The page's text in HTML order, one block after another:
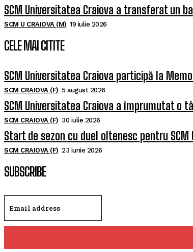
SCM Universitatea Craiova a transferat un
SCM U CRAIOVA (M) 19 iulie 2026
CELE MAI CITITE
SCM Universitatea Craiova participă la
SCM CRAIOVA (F) 5 august 2026
SCM Universitatea Craiova a împrumutat o
SCM CRAIOVA (F) 30 iulie 2026
Start de sezon cu duel oltenesc pentru SCM
SCM CRAIOVA (F) 23 iunie 2026
SUBSCRIBE